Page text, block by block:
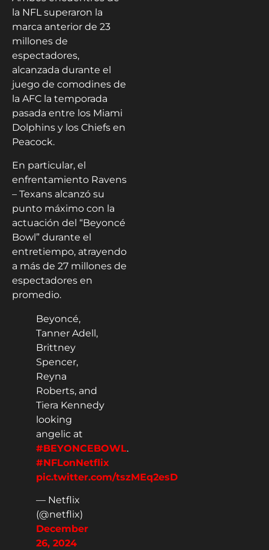
la NFL superaron la
marca anterior de 23
millones de
espectadores,
alcanzada durante el
juego de comodines de
la AFC la temporada
pasada entre los Miami
Dolphins y los Chiefs en
Peacock.
En particular, el
enfrentamiento Ravens
– Texans alcanzó su
punto máximo con la
actuación del “Beyoncé
Bowl” durante el
entretiempo, atrayendo
a más de 27 millones de
espectadores en
promedio.
Beyoncé,
Tanner Adell,
Brittney
Spencer,
Reyna
Roberts, and
Tiera Kennedy
looking
angelic at
#BEYONCEBOWL.
#NFLonNetflix
pic.twitter.com/tszMEq2esD
— Netflix
(@netflix)
December
26, 2024